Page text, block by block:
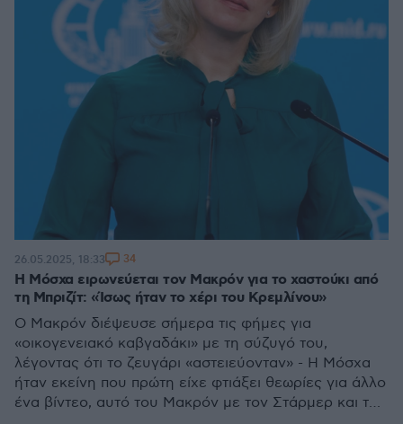
Η Μόσχα ειρωνεύεται τον Μακρόν για το χαστούκι από
τη Μπριζίτ: «Ίσως ήταν το χέρι του Κρεμλίνου»
Ο Μακρόν διέψευσε σήμερα τις φήμες για
«οικογενειακό καβγαδάκι» με τη σύζυγό του,
λέγοντας ότι το ζευγάρι «αστειεύονταν» - Η Μόσχα
ήταν εκείνη που πρώτη είχε φτιάξει θεωρίες για άλλο
ένα βίντεο, αυτό του Μακρόν με τον Στάρμερ και τον
26.05.2025, 18:33 34